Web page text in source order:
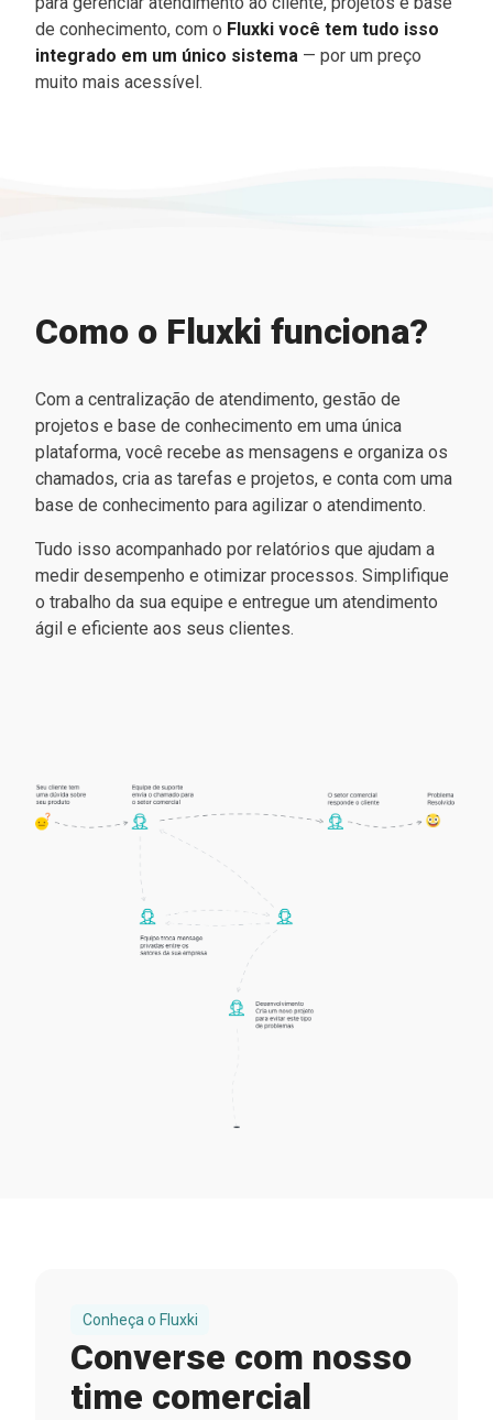
de conhecimento, com o Fluxki você tem tudo isso
integrado em um único sistema — por um preço
muito mais acessível.
Como o Fluxki funciona?
Com a centralização de atendimento, gestão de
projetos e base de conhecimento em uma única
plataforma, você recebe as mensagens e organiza os
chamados, cria as tarefas e projetos, e conta com uma
base de conhecimento para agilizar o atendimento.
Tudo isso acompanhado por relatórios que ajudam a
medir desempenho e otimizar processos. Simplifique
o trabalho da sua equipe e entregue um atendimento
ágil e eficiente aos seus clientes.
Conheça o Fluxki
Converse com nosso
time comercial